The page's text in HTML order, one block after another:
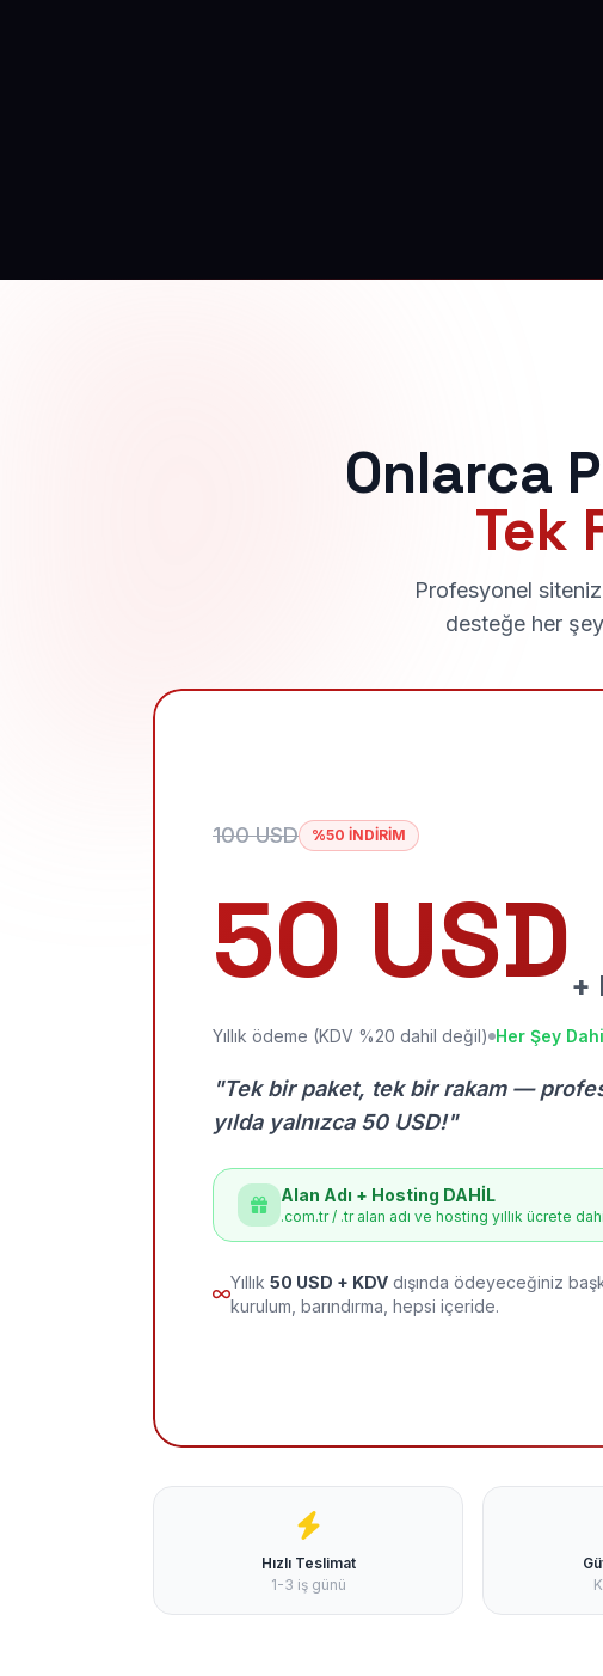
Onlarca
Tek
Profesyonel
desteğe her
100 USD %50 İNDİRİM
50 USD +
Yıllık ödeme (KDV %20 dahil değil) Her Şey
"Tek bir paket, tek bir rakam —
yılda yalnızca 50 USD!"
Alan Adı + Hosting DAHİL
.com.tr / .tr alan adı ve hosting yıllık ücrete
Yıllık 50 USD + KDV dışında ödeyeceğiniz
kurulum, barındırma, hepsi içeride.
Hızlı Teslimat
1-3 iş günü